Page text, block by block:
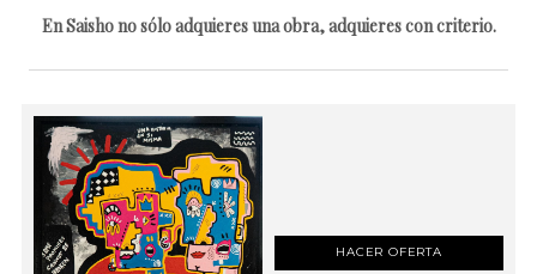
En Saisho no sólo adquieres una obra, adquieres con criterio.
HACER OFERTA